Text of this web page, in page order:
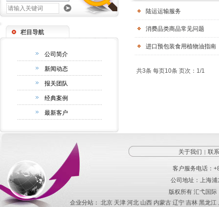
栏目导航
公司简介
新闻动态
报关团队
经典案例
最新客户
陆运运输服务
消费品类商品常见问题
进口预包装食用植物油指南
共3条 每页10条 页次：1/1
关于我们 | 联
客户服务电话：
公司地址：上海
版权所有 汇弋国际
企业分站：北京 天津 河北 山西 内蒙古 辽宁 吉林 黑龙江